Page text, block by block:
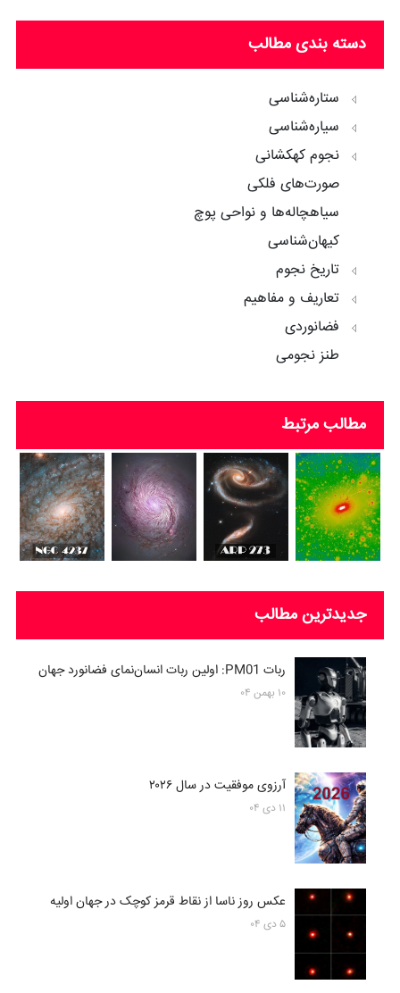
دسته بندی مطالب
ستاره‌شناسی
سیاره‌شناسی
نجوم کهکشانی
صورت‌های فلکی
سیاهچاله‌ها و نواحی پوچ
کیهان‌شناسی
تاریخ نجوم
تعاریف و مفاهیم
فضانوردی
طنز نجومی
مطالب مرتبط
جدیدترین مطالب
ربات PM01: اولین ربات انسان‌نمای فضانورد جهان
۱۰ بهمن ۰۴
آرزوی موفقیت در سال ۲۰۲۶
۱۱ دی ۰۴
عکس روز ناسا از نقاط قرمز کوچک در جهان اولیه
۵ دی ۰۴